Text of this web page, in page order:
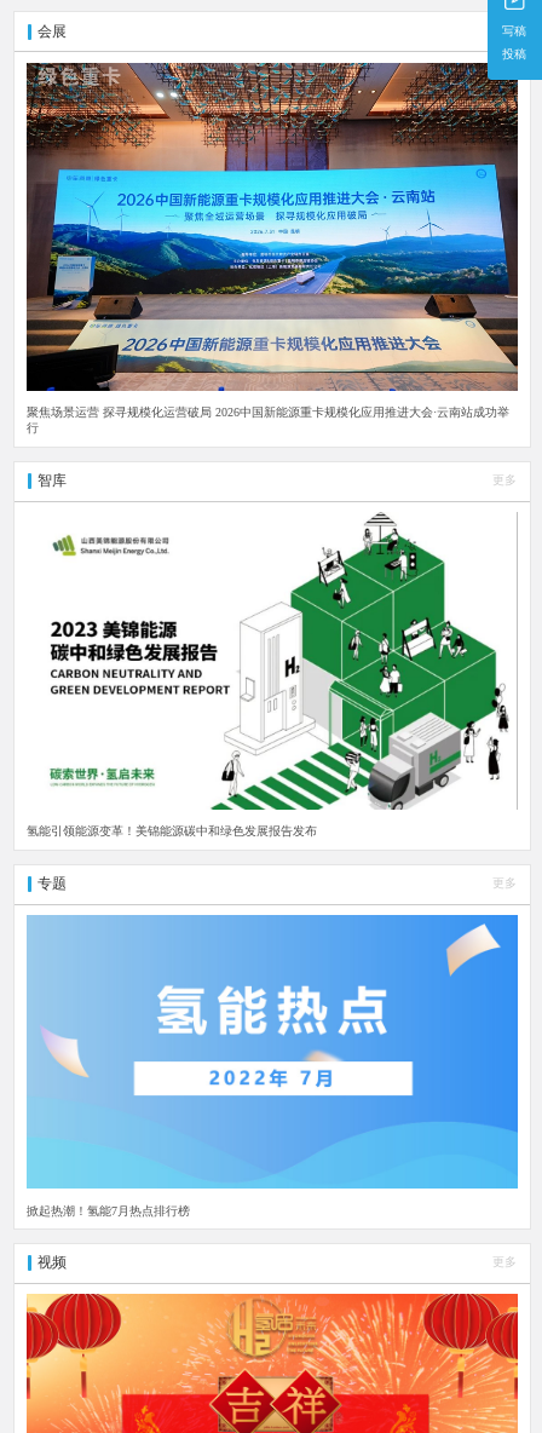
写稿
投稿
会展 更多
聚焦场景运营 探寻规模化运营破局 2026中国新能源重卡规模化应用推进大会·云南站成功举
行
智库 更多
氢能引领能源变革！美锦能源碳中和绿色发展报告发布
专题 更多
掀起热潮！氢能7月热点排行榜
视频 更多